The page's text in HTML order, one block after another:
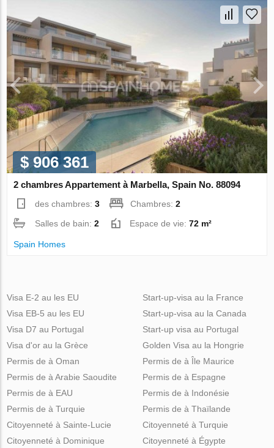
$ 906 361
2 chambres Appartement à Marbella, Spain No. 88094
des chambres:3 Chambres:2
Salles de bain:2 Espace de vie:72 m²
Spain Homes
Visa E-2 au les EU
Visa EB-5 au les EU
Visa D7 au Portugal
Visa d'or au la Grèce
Start-up-visa au la France
Start-up-visa au la Canada
Start-up visa au Portugal
Golden Visa au la Hongrie
Permis de à Oman
Permis de à Arabie Saoudite
Permis de à EAU
Permis de à Turquie
Permis de à Île Maurice
Permis de à Espagne
Permis de à Indonésie
Permis de à Thaïlande
Citoyenneté à Sainte-Lucie
Citoyenneté à Dominique
Citoyenneté à Turquie
Citoyenneté à Égypte